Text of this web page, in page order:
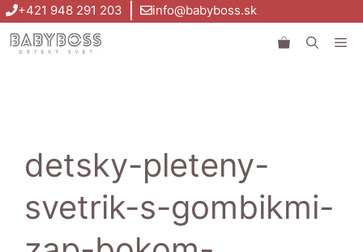
Preskočiť
na
obsah
+421 948 291 203 info@babyboss.sk
detsky-pleteny-
svetrik-s-gombikmi-